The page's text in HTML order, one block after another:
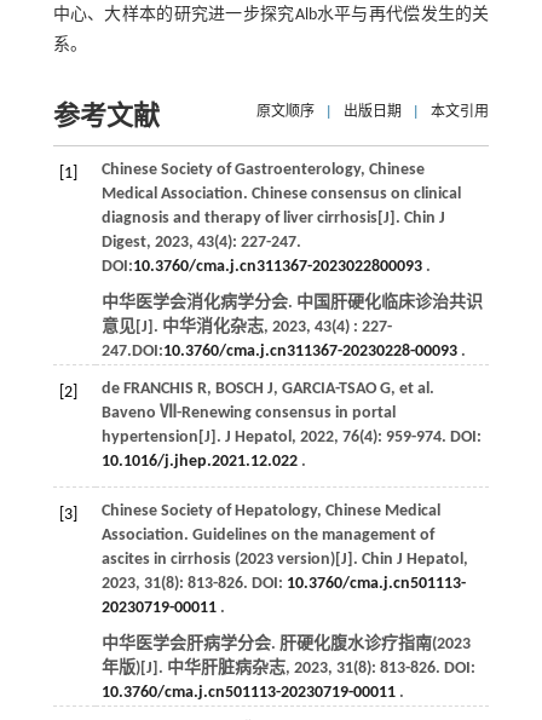
中心、大样本的研究进一步探究Alb水平与再代偿发生的关
系。
参考文献 原文顺序 出版日期 本文引用
[1]
Chinese Society of Gastroenterology, Chinese
Medical Association. Chinese consensus on clinical
diagnosis and therapy of liver cirrhosis[J]. Chin J
Digest, 2023, 43(4): 227-247.
DOI:10.3760/cma.j.cn311367-2023022800093.
中华医学会消化病学分会. 中国肝硬化临床诊治共识
意见[J]. 中华消化杂志, 2023, 43(4) : 227-
247.DOI:10.3760/cma.j.cn311367-20230228-00093.
[2] de FRANCHIS R, BOSCH J, GARCIA-TSAO G, et al.
Baveno Ⅶ-Renewing consensus in portal
hypertension[J]. J Hepatol, 2022, 76(4): 959-974. DOI:
10.1016/j.jhep.2021.12.022.
[3]
Chinese Society of Hepatology, Chinese Medical
Association. Guidelines on the management of
ascites in cirrhosis (2023 version)[J]. Chin J Hepatol,
2023, 31(8): 813-826. DOI: 10.3760/cma.j.cn501113-
20230719-00011.
中华医学会肝病学分会. 肝硬化腹水诊疗指南(2023
年版)[J]. 中华肝脏病杂志, 2023, 31(8): 813-826. DOI:
10.3760/cma.j.cn501113-20230719-00011.